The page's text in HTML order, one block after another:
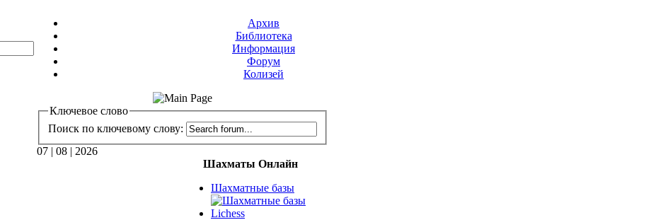
Архив
Библиотека
Информация
Форум
Колизей
Ключевое слово
Поиск по ключевому слову:
07 | 08 | 2026
Шахматы Онлайн
Шахматные базы
Lichess